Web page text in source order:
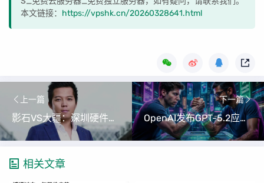
本文链接： https://vpshk.cn/20260328641.html
上一篇
影石VS大疆：深圳硬件创业的全面战争
下一篇
OpenAI发布GPT-5.2应对谷歌挑战，AI竞争白热化
相关文章